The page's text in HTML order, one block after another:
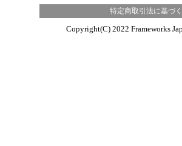
特定商取引法に基づ
Copyright(C) 2022